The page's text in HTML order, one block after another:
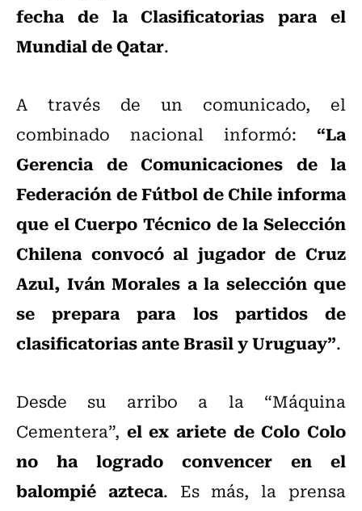
fecha de la Clasificatorias para el
Mundial de Qatar.
A través de un comunicado, el
combinado nacional informó: “La
Gerencia de Comunicaciones de la
Federación de Fútbol de Chile informa
que el Cuerpo Técnico de la Selección
Chilena convocó al jugador de Cruz
Azul, Iván Morales a la selección que
se prepara para los partidos de
clasificatorias ante Brasil y Uruguay”.
Desde su arribo a la “Máquina
Cementera”, el ex ariete de Colo Colo
no ha logrado convencer en el
balompié azteca. Es más, la prensa